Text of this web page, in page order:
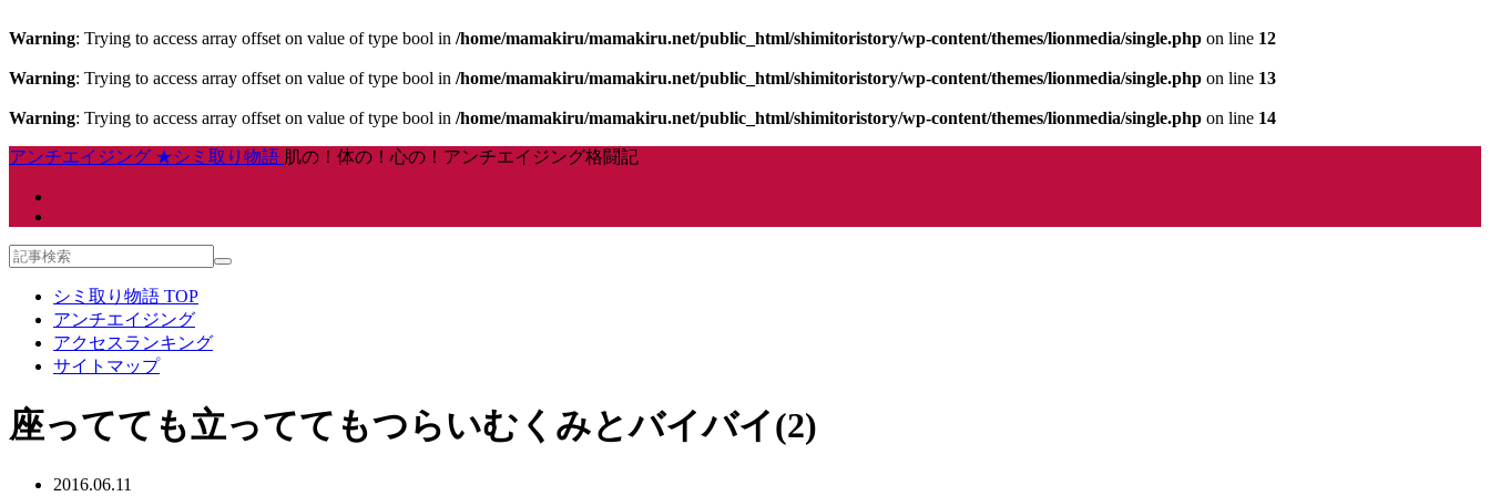
Warning: Trying to access array offset on value of type bool in /home/mamakiru/mamakiru.net/public_html/shimitoristory/wp-content/themes/lionmedia/single.php on line 12
Warning: Trying to access array offset on value of type bool in /home/mamakiru/mamakiru.net/public_html/shimitoristory/wp-content/themes/lionmedia/single.php on line 13
Warning: Trying to access array offset on value of type bool in /home/mamakiru/mamakiru.net/public_html/shimitoristory/wp-content/themes/lionmedia/single.php on line 14
アンチエイジング ★シミ取り物語 肌の！体の！心の！アンチエイジング格闘記
シミ取り物語 TOP
アンチエイジング
アクセスランキング
サイトマップ
座ってても立っててもつらいむくみとバイバイ(2)
2016.06.11